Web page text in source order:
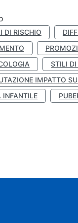
DI RISCHIO
STILI
IMPATTO
INFANTILE